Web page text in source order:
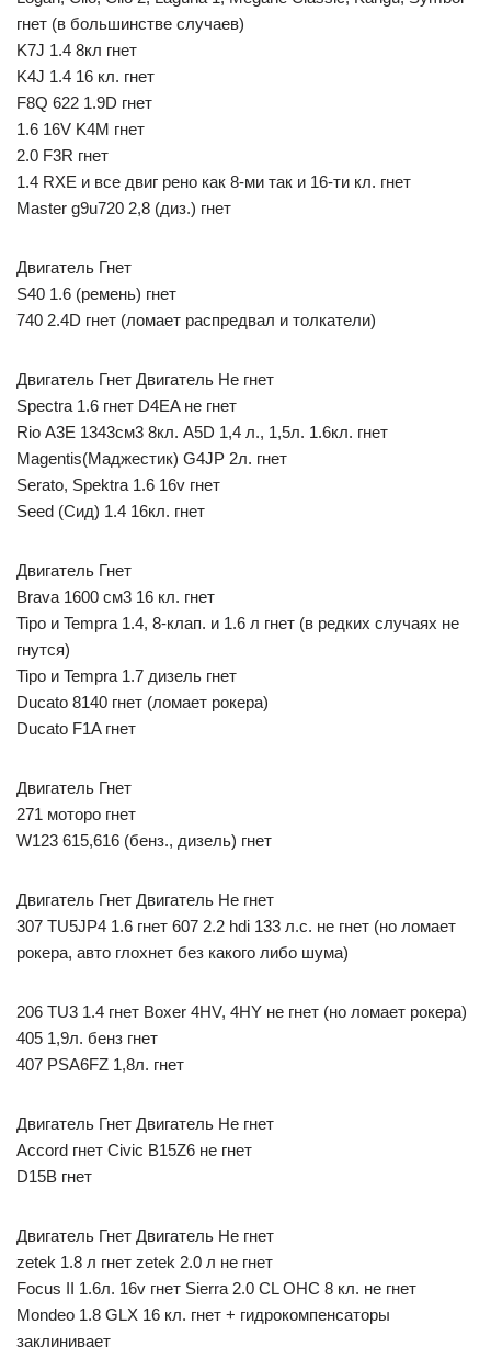
гнет (в большинстве случаев)
K7J 1.4 8кл гнет
K4J 1.4 16 кл. гнет
F8Q 622 1.9D гнет
1.6 16V K4M гнет
2.0 F3R гнет
1.4 RXE и все двиг рено как 8-ми так и 16-ти кл. гнет
Master g9u720 2,8 (диз.) гнет
Двигатель Гнет
S40 1.6 (ремень) гнет
740 2.4D гнет (ломает распредвал и толкатели)
Двигатель Гнет Двигатель Не гнет
Spectra 1.6 гнет D4EA не гнет
Rio А3Е 1343см3 8кл. A5D 1,4 л., 1,5л. 1.6кл. гнет
Magentis(Маджестик) G4JP 2л. гнет
Serato, Spektra 1.6 16v гнет
Seed (Сид) 1.4 16кл. гнет
Двигатель Гнет
Brava 1600 см3 16 кл. гнет
Tipo и Tempra 1.4, 8-клап. и 1.6 л гнет (в редких случаях не
гнутся)
Tipo и Tempra 1.7 дизель гнет
Ducato 8140 гнет (ломает рокера)
Ducato F1A гнет
Двигатель Гнет
271 моторо гнет
W123 615,616 (бенз., дизель) гнет
Двигатель Гнет Двигатель Не гнет
307 TU5JP4 1.6 гнет 607 2.2 hdi 133 л.с. не гнет (но ломает
рокера, авто глохнет без какого либо шума)
206 TU3 1.4 гнет Boxer 4HV, 4HY не гнет (но ломает рокера)
405 1,9л. бенз гнет
407 PSA6FZ 1,8л. гнет
Двигатель Гнет Двигатель Не гнет
Accord гнет Civic В15Z6 не гнет
D15B гнет
Двигатель Гнет Двигатель Не гнет
zetek 1.8 л гнет zetek 2.0 л не гнет
Focus II 1.6л. 16v гнет Sierra 2.0 CL OHC 8 кл. не гнет
Mondeo 1.8 GLX 16 кл. гнет + гидрокомпенсаторы
заклинивает